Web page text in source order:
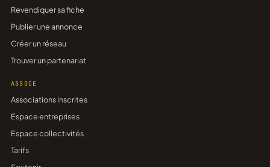
Revendiquer sa fiche
Publier une annonce
Créer un réseau
Trouver un partenariat
ASSOCE
Associations inscrites
Espace entreprises
Espace collectivités
Tarifs